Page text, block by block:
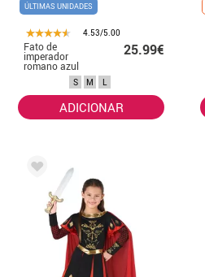
ÚLTIMAS UNIDADES
4.53/5.00
Fato de
imperador
romano azul
para homem
25.99€
S M L
ADICIONAR